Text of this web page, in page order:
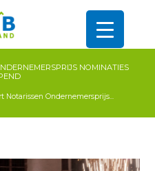
NOMINATIES
Notarissen Ondernemersprijs...